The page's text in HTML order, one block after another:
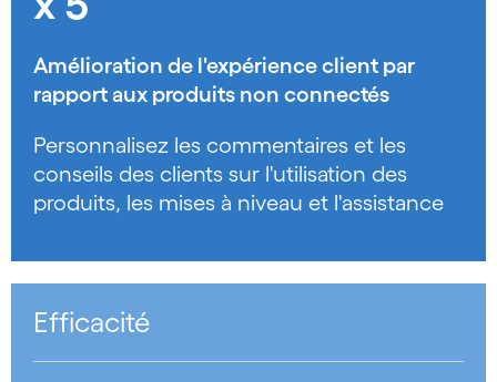
Amélioration de l'expérience client par
rapport aux produits non connectés
Personnalisez les commentaires et les
conseils des clients sur l'utilisation des
produits, les mises à niveau et l'assistance
Efficacité